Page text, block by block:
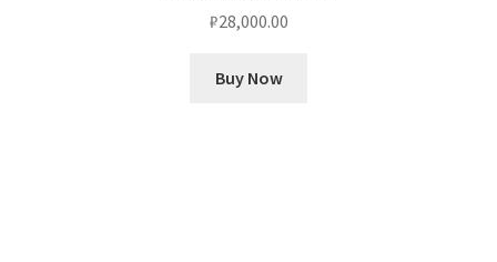
₽28,000.00
Buy Now